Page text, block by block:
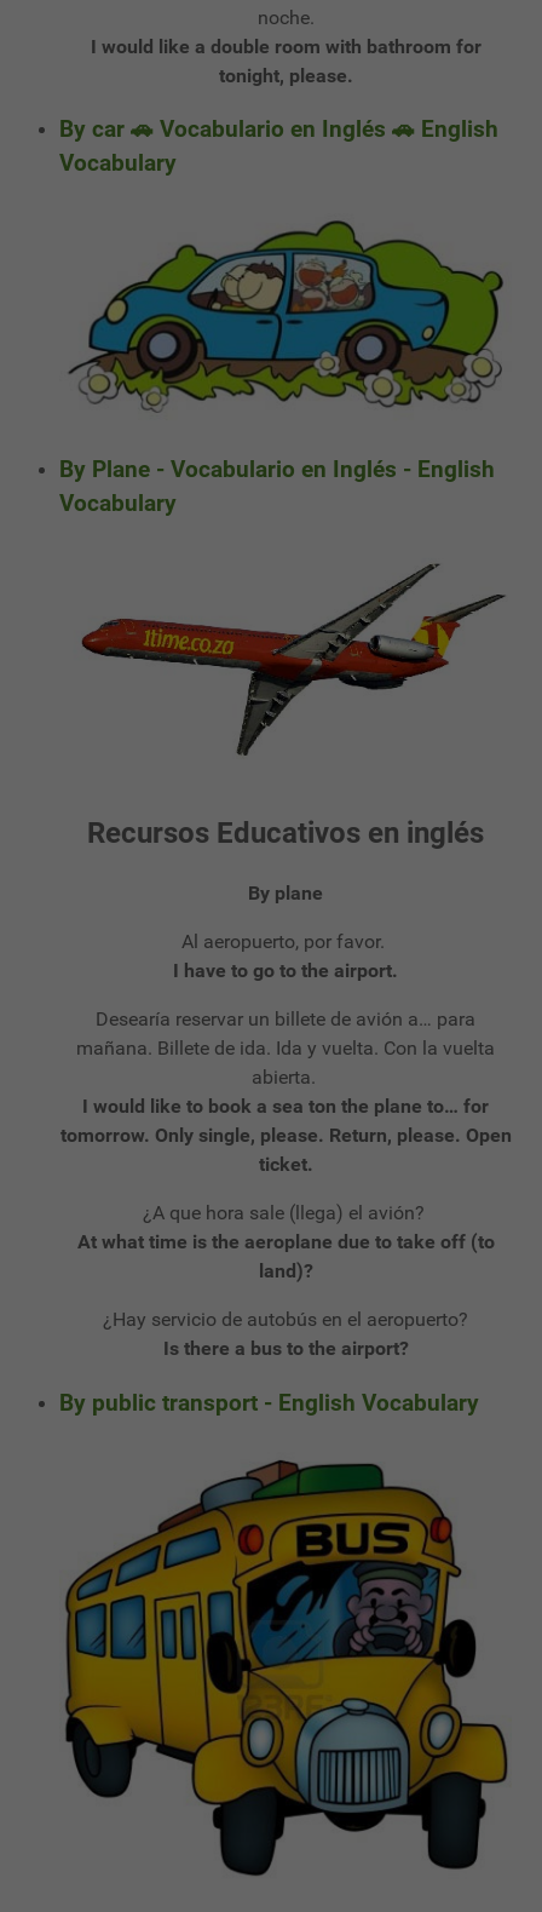
noche.
I would like a double room with bathroom for
tonight, please.
By car 🚗 Vocabulario en Inglés 🚗 English
Vocabulary
By Plane - Vocabulario en Inglés - English
Vocabulary
Recursos Educativos en inglés
By plane
Al aeropuerto, por favor.
I have to go to the airport.
Desearía reservar un billete de avión a… para
mañana. Billete de ida. Ida y vuelta. Con la vuelta
abierta.
I would like to book a sea ton the plane to… for
tomorrow. Only single, please. Return, please. Open
ticket.
¿A que hora sale (llega) el avión?
At what time is the aeroplane due to take off (to
land)?
¿Hay servicio de autobús en el aeropuerto?
Is there a bus to the airport?
By public transport - English Vocabulary